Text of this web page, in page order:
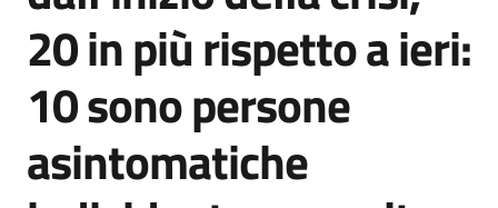
Seguici
su
20 in più rispetto a ieri:
10 sono persone
asintomatiche